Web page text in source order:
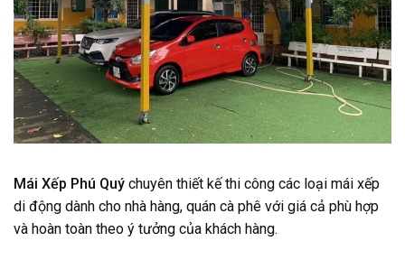
Mái Xếp Phú Quý chuyên thiết kế thi công các loại mái xếp
di động dành cho nhà hàng, quán cà phê với giá cả phù hợp
và hoàn toàn theo ý tưởng của khách hàng.